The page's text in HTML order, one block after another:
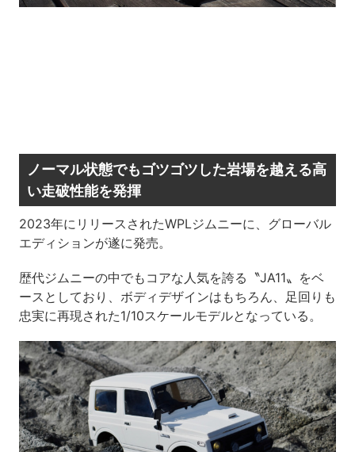
ノーマル状態でもゴツゴツした岩場を越える高
い走破性能を発揮
2023年にリリースされたWPLジムニーに、グローバル
エディションが遂に発売。
歴代ジムニーの中でもコアな人気を誇る〝JA11〟をベ
ースとしており、ボディデザインはもちろん、足回りも
忠実に再現された1/10スケールモデルとなっている。